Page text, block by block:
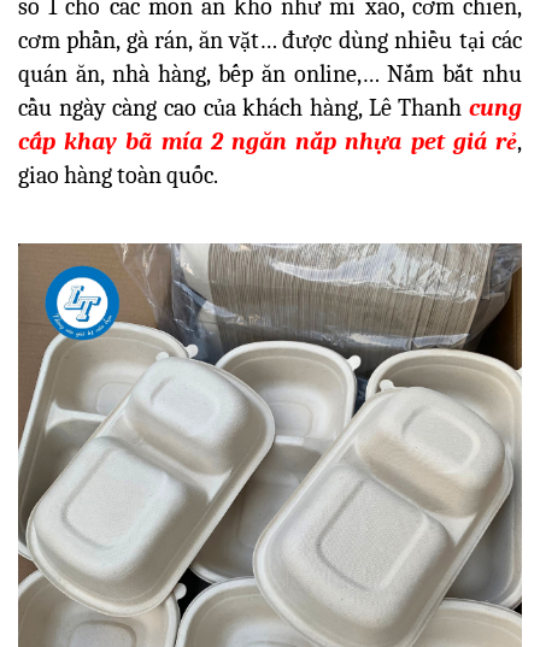
số 1 cho các món ăn khô như mì xào, cơm chiên,
cơm phần, gà rán, ăn vặt… được dùng nhiều tại các
quán ăn, nhà hàng, bếp ăn online,… Nắm bắt nhu
cầu ngày càng cao của khách hàng, Lê Thanh cung
cấp khay bã mía 2 ngăn nắp nhựa pet giá rẻ,
giao hàng toàn quốc.